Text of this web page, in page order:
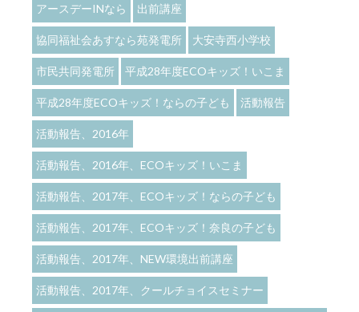
アースデーINなら 出前講座
協同福祉会あすなら苑発電所 大安寺西小学校
市民共同発電所 平成28年度ECOキッズ！いこま
平成28年度ECOキッズ！ならの子ども 活動報告
活動報告、2016年
活動報告、2016年、ECOキッズ！いこま
活動報告、2017年、ECOキッズ！ならの子ども
活動報告、2017年、ECOキッズ！奈良の子ども
活動報告、2017年、NEW環境出前講座
活動報告、2017年、クールチョイスセミナー